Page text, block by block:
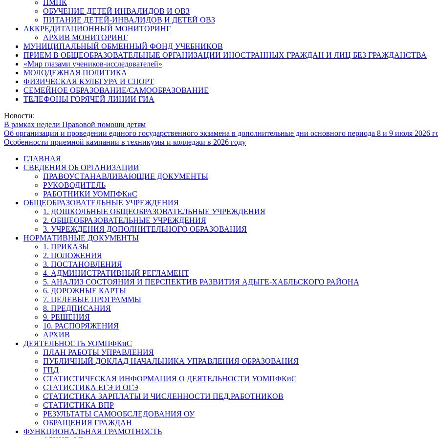
ПМПК
ОБУЧЕНИЕ ДЕТЕЙ ИНВАЛИДОВ И ОВЗ
ПИТАНИЕ ДЕТЕЙ-ИНВАЛИДОВ И ДЕТЕЙ ОВЗ
АККРЕДИТАЦИОННЫЙ МОНИТОРИНГ
АРХИВ МОНИТОРИНГ
МУНИЦИПАЛЬНЫЙ ОБМЕННЫЙ ФОНД УЧЕБНИКОВ
ПРИЕМ В ОБЩЕОБРАЗОВАТЕЛЬНЫЕ ОРГАНИЗАЦИИ ИНОСТРАННЫХ ГРАЖДАН И ЛИЦ БЕЗ ГРАЖДАНСТВА
«Мир глазами учеников-исследователей»
МОЛОДЕЖНАЯ ПОЛИТИКА
ФИЗИЧЕСКАЯ КУЛЬТУРА И СПОРТ
СЕМЕЙНОЕ ОБРАЗОВАНИЕ/САМООБРАЗОВАНИЕ
ТЕЛЕФОНЫ ГОРЯЧЕЙ ЛИНИИ ГИА
Новости:
В рамках недели Правовой помощи детям
Об организации и проведении единого государственного экзамена в дополнительные дни основного периода 8 и 9 июля 2026
Особенности приемной кампании в техникумы и колледжи в 2026 году
ГЛАВНАЯ
СВЕДЕНИЯ ОБ ОРГАНИЗАЦИИ
ПРАВОУСТАНАВЛИВАЮЩИЕ ДОКУМЕНТЫ
РУКОВОДИТЕЛЬ
РАБОТНИКИ УОМПФКиС
ОБЩЕОБРАЗОВАТЕЛЬНЫЕ УЧРЕЖДЕНИЯ
1. ДОШКОЛЬНЫЕ ОБЩЕОБРАЗОВАТЕЛЬНЫЕ УЧРЕЖДЕНИЯ
2. ОБЩЕОБРАЗОВАТЕЛЬНЫЕ УЧРЕЖДЕНИЯ
3. УЧРЕЖДЕНИЯ ДОПОЛНИТЕЛЬНОГО ОБРАЗОВАНИЯ
НОРМАТИВНЫЕ ДОКУМЕНТЫ
1. ПРИКАЗЫ
2. ПОЛОЖЕНИЯ
3. ПОСТАНОВЛЕНИЯ
4. АДМИНИСТРАТИВНЫЙ РЕГЛАМЕНТ
5. АНАЛИЗ СОСТОЯНИЯ И ПЕРСПЕКТИВ РАЗВИТИЯ АДЫГЕ-ХАБЛЬСКОГО РАЙОНА
6. ДОРОЖНЫЕ КАРТЫ
7. ЦЕЛЕВЫЕ ПРОГРАММЫ
8. ПРЕДПИСАНИЯ
9. РЕШЕНИЯ
10. РАСПОРЯЖЕНИЯ
АРХИВ
ДЕЯТЕЛЬНОСТЬ УОМПФКиС
ПЛАН РАБОТЫ УПРАВЛЕНИЯ
ПУБЛИЧНЫЙ ДОКЛАД НАЧАЛЬНИКА УПРАВЛЕНИЯ ОБРАЗОВАНИЯ
ГПД
СТАТИСТИЧЕСКАЯ ИНФОРМАЦИЯ О ДЕЯТЕЛЬНОСТИ УОМПФКиС
СТАТИСТИКА ЕГЭ И ОГЭ
СТАТИСТИКА ЗАРПЛАТЫ И ЧИСЛЕННОСТИ ПЕД.РАБОТНИКОВ
СТАТИСТИКА ВПР
РЕЗУЛЬТАТЫ САМООБСЛЕДОВАНИЯ ОУ
ОБРАЩЕНИЯ ГРАЖДАН
ФУНКЦИОНАЛЬНАЯ ГРАМОТНОСТЬ